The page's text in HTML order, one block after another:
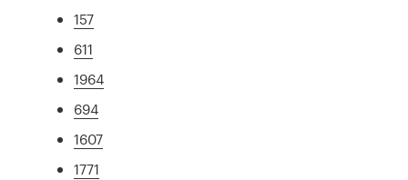
157
611
1964
694
1607
1771